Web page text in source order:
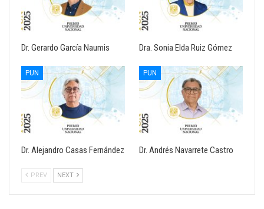
Dr. Gerardo García Naumis Dra. Sonia Elda Ruiz Gómez
PUN
Dr. Alejandro Casas Fernández
PUN
Dr. Andrés Navarrete Castro
PREV NEXT